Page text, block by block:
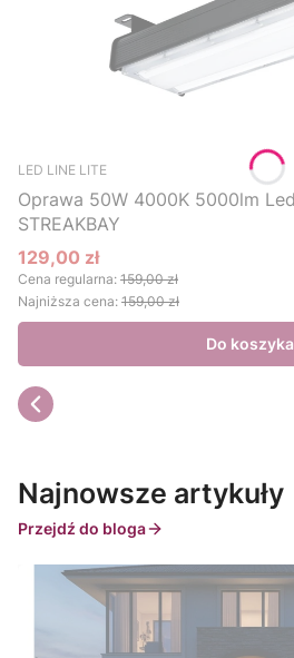
LED LINE LITE
Oprawa 50W 4000K 5000lm Led line LITE High Bay
STREAKBAY
Cena promocyjna
129,00 zł
Cena regularna: 159,00 zł
Najniższa cena: 159,00 zł
Do koszyka
Najnowsze artykuły
Przejdź do bloga